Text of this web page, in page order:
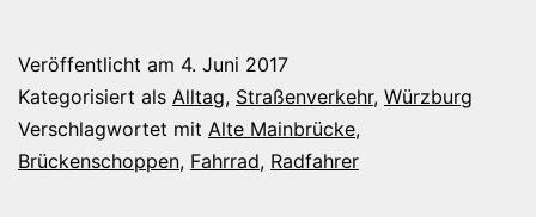
Veröffentlicht am 4. Juni 2017
Kategorisiert als Alltag, Straßenverkehr, Würzburg
Verschlagwortet mit Alte Mainbrücke,
Brückenschoppen, Fahrrad, Radfahrer